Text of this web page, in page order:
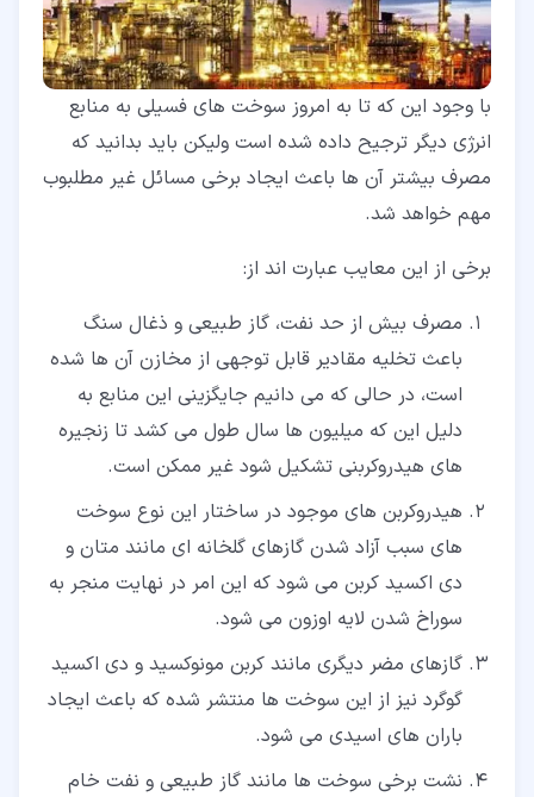
با وجود این که تا به امروز سوخت های فسیلی به منابع
انرژی دیگر ترجیح داده شده است ولیکن باید بدانید که
مصرف بیشتر آن ها باعث ایجاد برخی مسائل غیر مطلبوب
مهم خواهد شد.
برخی از این معایب عبارت اند از:
مصرف بیش از حد نفت، گاز طبیعی و ذغال سنگ
باعث تخلیه مقادیر قابل توجهی از مخازن آن ها شده
است، در حالی که می دانیم جایگزینی این منابع به
دلیل این که میلیون ها سال طول می کشد تا زنجیره
های هیدروکربنی تشکیل شود غیر ممکن است.
هیدروکربن های موجود در ساختار این نوع سوخت
های سبب آزاد شدن گازهای گلخانه ای مانند متان و
دی اکسید کربن می شود که این امر در نهایت منجر به
سوراخ شدن لایه اوزون می شود.
گازهای مضر دیگری مانند کربن مونوکسید و دی اکسید
گوگرد نیز از این سوخت ها منتشر شده که باعث ایجاد
باران های اسیدی می شود.
نشت برخی سوخت ها مانند گاز طبیعی و نفت خام